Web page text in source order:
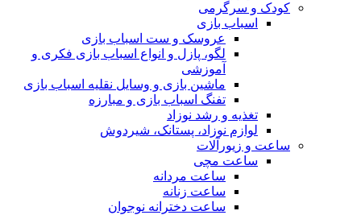
کودک و سرگرمی
اسباب بازی
عروسک و ست اسباب بازی
لگو، پازل و انواع اسباب بازی فکری و
آموزشی
ماشین بازی و وسایل نقلیه اسباب بازی
تفنگ اسباب بازی و مبارزه
تغذیه و رشد نوزاد
لوازم نوزاد، پستانک، شیردوش
ساعت و زیور‌آلات
ساعت مچی
ساعت مردانه
ساعت زنانه
ساعت دخترانه نوجوان